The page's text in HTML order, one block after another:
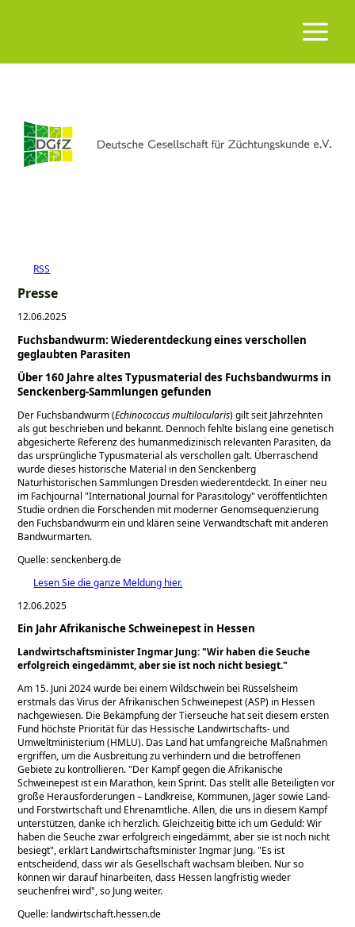
RSS
Presse
12.06.2025
Fuchsbandwurm: Wiederentdeckung eines verschollen
geglaubten Parasiten
Über 160 Jahre altes Typusmaterial des Fuchsbandwurms in
Senckenberg-Sammlungen gefunden
Der Fuchsbandwurm (Echinococcus multilocularis) gilt seit Jahrzehnten
als gut beschrieben und bekannt. Dennoch fehlte bislang eine genetisch
abgesicherte Referenz des humanmedizinisch relevanten Parasiten, da
das ursprüngliche Typusmaterial als verschollen galt. Überraschend
wurde dieses historische Material in den Senckenberg
Naturhistorischen Sammlungen Dresden wiederentdeckt. In einer neu
im Fachjournal International Journal for Parasitology veröffentlichten
Studie ordnen die Forschenden mit moderner Genomsequenzierung
den Fuchsbandwurm ein und klären seine Verwandtschaft mit anderen
Bandwurmarten.
Quelle: senckenberg.de
Lesen Sie die ganze Meldung hier.
12.06.2025
Ein Jahr Afrikanische Schweinepest in Hessen
Landwirtschaftsminister Ingmar Jung: Wir haben die Seuche
erfolgreich eingedämmt, aber sie ist noch nicht besiegt.
Am 15. Juni 2024 wurde bei einem Wildschwein bei Rüsselsheim
erstmals das Virus der Afrikanischen Schweinepest (ASP) in Hessen
nachgewiesen. Die Bekämpfung der Tierseuche hat seit diesem ersten
Fund höchste Priorität für das Hessische Landwirtschafts- und
Umweltministerium (HMLU). Das Land hat umfangreiche Maßnahmen
ergriffen, um die Ausbreitung zu verhindern und die betroffenen
Gebiete zu kontrollieren. Der Kampf gegen die Afrikanische
Schweinepest ist ein Marathon, kein Sprint. Das stellt alle Beteiligten vor
große Herausforderungen – Landkreise, Kommunen, Jäger sowie Land-
und Forstwirtschaft und Ehrenamtliche. Allen, die uns in diesem Kampf
unterstützen, danke ich herzlich. Gleichzeitig bitte ich um Geduld: Wir
haben die Seuche zwar erfolgreich eingedämmt, aber sie ist noch nicht
besiegt , erklärt Landwirtschaftsminister Ingmar Jung. Es ist
entscheidend, dass wir als Gesellschaft wachsam bleiben. Nur so
können wir darauf hinarbeiten, dass Hessen langfristig wieder
seuchenfrei wird , so Jung weiter.
Quelle: landwirtschaft.hessen.de